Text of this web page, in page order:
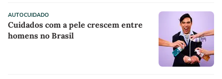
AUTOCUIDADO
Cuidados com a pele crescem entre
homens no Brasil